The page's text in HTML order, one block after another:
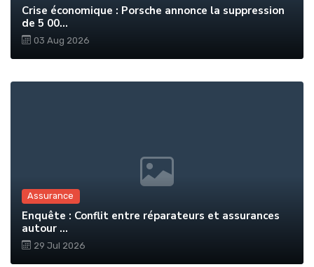
Crise économique : Porsche annonce la suppression
de 5 00...
03 Aug 2026
Assurance
Enquête : Conflit entre réparateurs et assurances
autour ...
29 Jul 2026